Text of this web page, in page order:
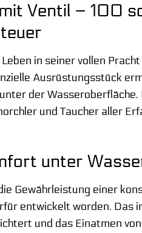
Ventil – 100
in seiner vollen
Ausrüstungsstück
der
und Taucher aller
unter
Gewährleistung einer
entwickelt worden. Das
und das Einatmen